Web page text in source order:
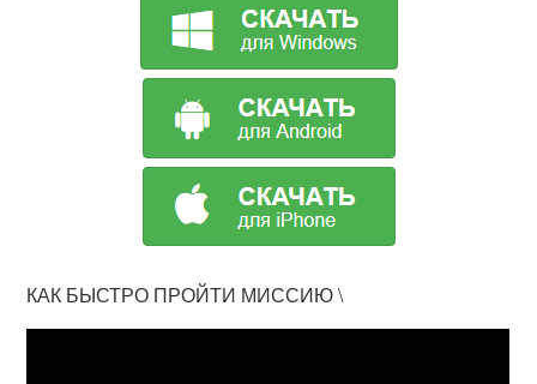
КАК БЫСТРО ПРОЙТИ МИССИЮ \